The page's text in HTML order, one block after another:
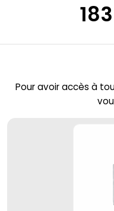
Pour avoir accès à